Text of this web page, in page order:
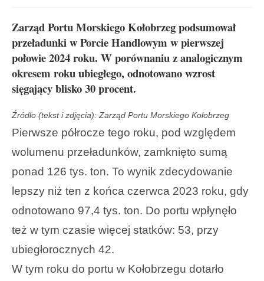
Zarząd Portu Morskiego Kołobrzeg podsumował
przeładunki w Porcie Handlowym w pierwszej
połowie 2024 roku. W porównaniu z analogicznym
okresem roku ubiegłego, odnotowano wzrost
sięgający blisko 30 procent.
Źródło (tekst i zdjęcia): Zarząd Portu Morskiego Kołobrzeg
Pierwsze półrocze tego roku, pod względem
wolumenu przeładunków, zamknięto sumą
ponad 126 tys. ton. To wynik zdecydowanie
lepszy niż ten z końca czerwca 2023 roku, gdy
odnotowano 97,4 tys. ton. Do portu wpłynęło
też w tym czasie więcej statków: 53, przy
ubiegłorocznych 42.
W tym roku do portu w Kołobrzegu dotarło